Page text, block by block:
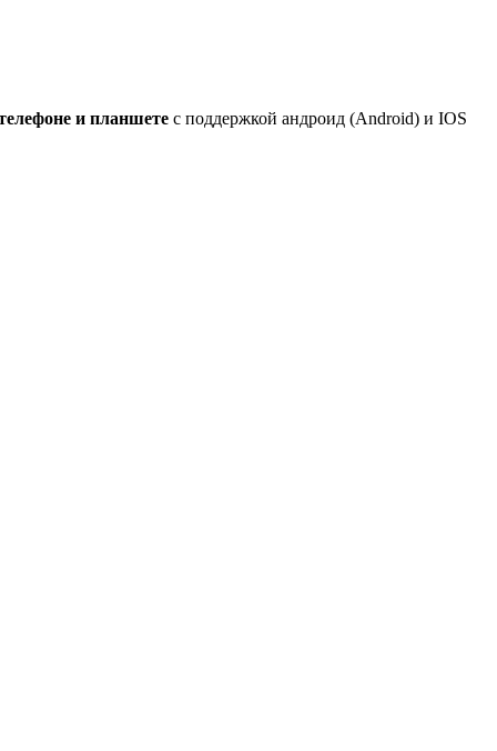
и планшете с поддержкой андроид (Android) и IOS